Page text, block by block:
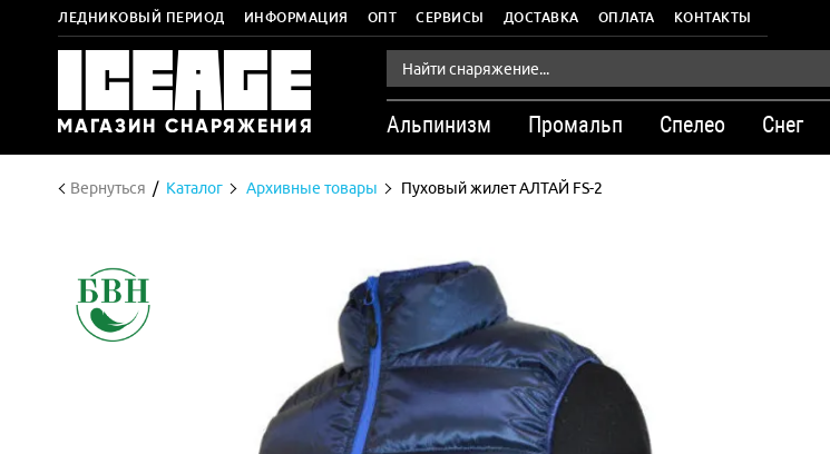
ЛЕДНИКОВЫЙ ПЕРИОД ИНФОРМАЦИЯ ОПТ СЕРВИСЫ ДОСТАВКА ОПЛАТА КОНТАКТЫ
Альпинизм Промальп Спелео Снег
Вернуться Каталог Архивные товары Пуховый жилет АЛТАЙ FS-2